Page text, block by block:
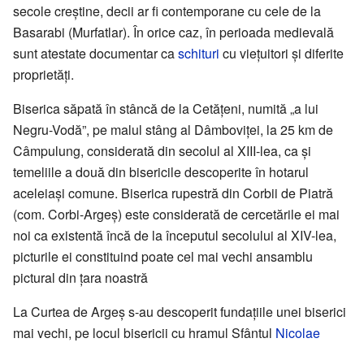
secole creștine, decii ar fi contemporane cu cele de la
Basarabi (Murfatlar). În orice caz, în perioada medievală
sunt atestate documentar caschituri cu viețuitori și diferite
proprietăți.
Biserica săpată în stâncă de la Cetățeni, numită „a lui
Negru-Vodă”, pe malul stâng al Dâmboviței, la 25 km de
Câmpulung, considerată din secolul al XIII-lea, ca și
temeliile a două din bisericile descoperite în hotarul
aceleiași comune. Biserica rupestră din Corbii de Piatră
(com. Corbi-Argeș) este considerată de cercetările ei mai
noi ca existentă încă de la începutul secolului al XIV-lea,
picturile ei constituind poate cel mai vechi ansamblu
pictural din țara noastră
La Curtea de Argeș s-au descoperit fundațiile unei biserici
mai vechi, pe locul bisericii cu hramul Sfântul Nicolae